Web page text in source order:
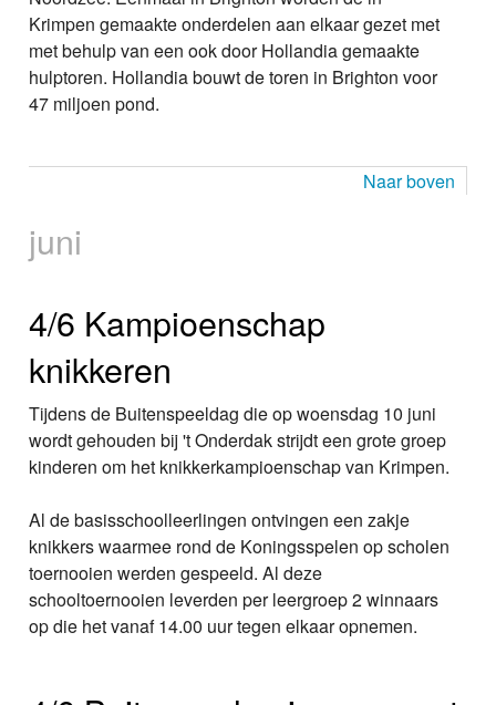
Krimpen gemaakte onderdelen aan elkaar gezet met
met behulp van een ook door Hollandia gemaakte
hulptoren. Hollandia bouwt de toren in Brighton voor
47 miljoen pond.
Naar boven
juni
4/6 Kampioenschap
knikkeren
Tijdens de Buitenspeeldag die op woensdag 10 juni
wordt gehouden bij 't Onderdak strijdt een grote groep
kinderen om het knikkerkampioenschap van Krimpen.
Al de basisschoolleerlingen ontvingen een zakje
knikkers waarmee rond de Koningsspelen op scholen
toernooien werden gespeeld. Al deze
schooltoernooien leverden per leergroep 2 winnaars
op die het vanaf 14.00 uur tegen elkaar opnemen.